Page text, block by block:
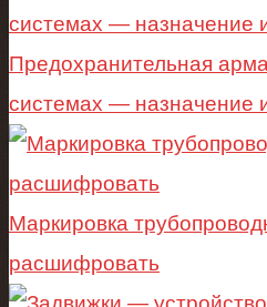
Предохранительная
системах — назначение
Маркировка
расшифровать